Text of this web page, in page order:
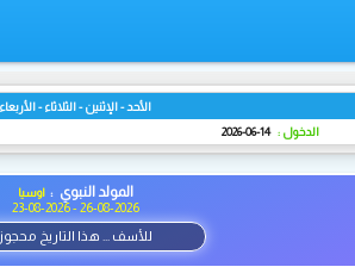
الأحد - الإثنين - الثلاثاء - الأربعاء
الدخول : 14-06-2026
المولد النبوي :اوسيا
23-08-2026 - 26-08-2026
للأسف ... هذا التاريخ محجوز